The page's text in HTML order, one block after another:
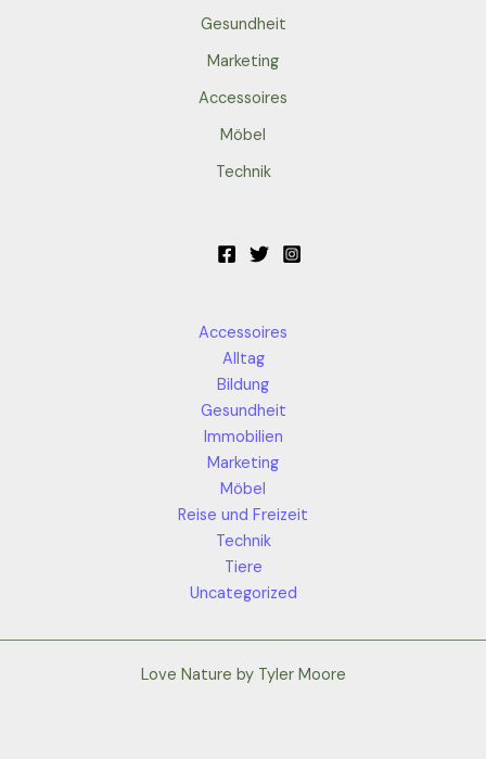
Gesundheit
Marketing
Accessoires
Möbel
Technik
Accessoires
Alltag
Bildung
Gesundheit
Immobilien
Marketing
Möbel
Reise und Freizeit
Technik
Tiere
Uncategorized
Love Nature by Tyler Moore